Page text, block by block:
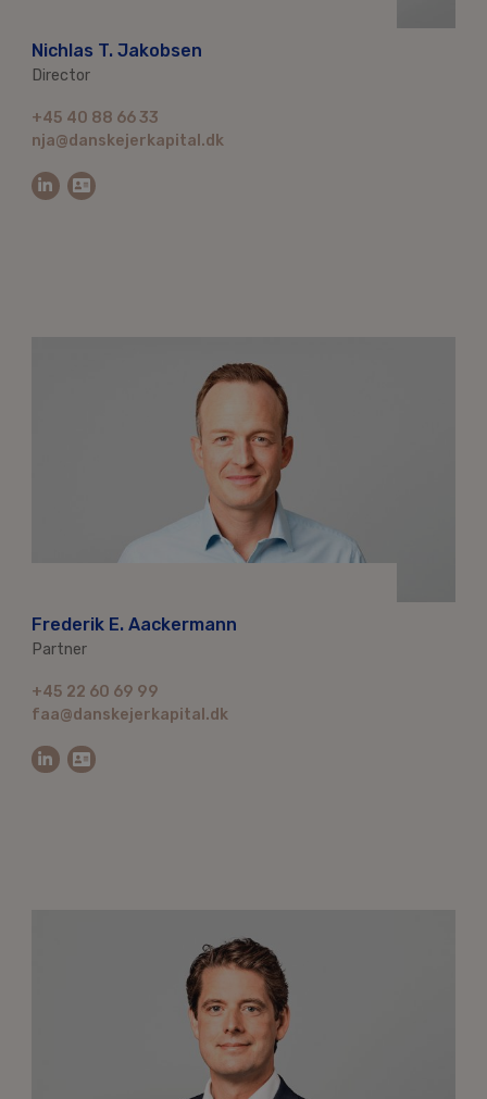
Nichlas T. Jakobsen
Director
+45 40 88 66 33
nja@danskejerkapital.dk
Frederik E. Aackermann
Partner
+45 22 60 69 99
faa@danskejerkapital.dk